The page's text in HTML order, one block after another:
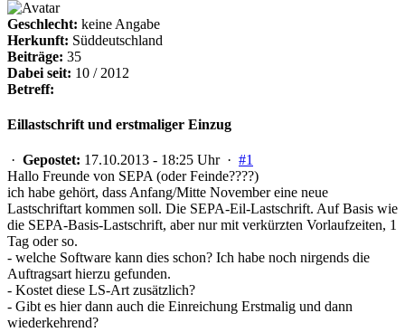
Geschlecht: keine Angabe
Herkunft: Süddeutschland
Beiträge: 35
Dabei seit: 10 / 2012
Betreff:
Eillastschrift und erstmaliger Einzug
· Gepostet: 17.10.2013 - 18:25 Uhr · #1
Hallo Freunde von SEPA (oder Feinde????)
ich habe gehört, dass Anfang/Mitte November eine neue
Lastschriftart kommen soll. Die SEPA-Eil-Lastschrift. Auf Basis wie
die SEPA-Basis-Lastschrift, aber nur mit verkürzten Vorlaufzeiten, 1
Tag oder so.
- welche Software kann dies schon? Ich habe noch nirgends die
Auftragsart hierzu gefunden.
- Kostet diese LS-Art zusätzlich?
- Gibt es hier dann auch die Einreichung Erstmalig und dann
wiederkehrend?